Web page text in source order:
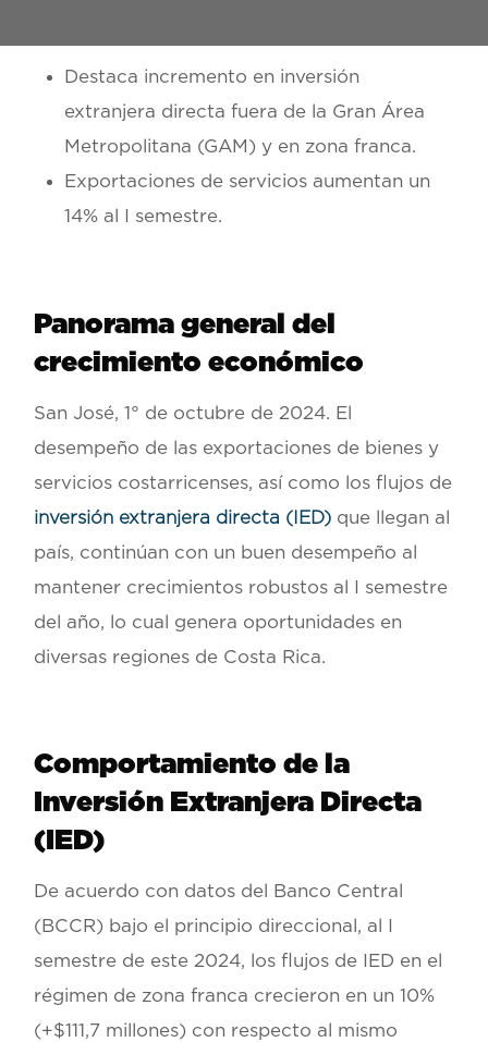
Destaca incremento en inversión
extranjera directa fuera de la Gran Área
Metropolitana (GAM) y en zona franca.
Exportaciones de servicios aumentan un
14% al I semestre.
Panorama general del
crecimiento económico
San José, 1° de octubre de 2024. El
desempeño de las exportaciones de bienes y
servicios costarricenses, así como los flujos de
inversión extranjera directa (IED) que llegan al
país, continúan con un buen desempeño al
mantener crecimientos robustos al I semestre
del año, lo cual genera oportunidades en
diversas regiones de Costa Rica.
Comportamiento de la
Inversión Extranjera Directa
(IED)
De acuerdo con datos del Banco Central
(BCCR) bajo el principio direccional, al I
semestre de este 2024, los flujos de IED en el
régimen de zona franca crecieron en un 10%
(+$111,7 millones) con respecto al mismo